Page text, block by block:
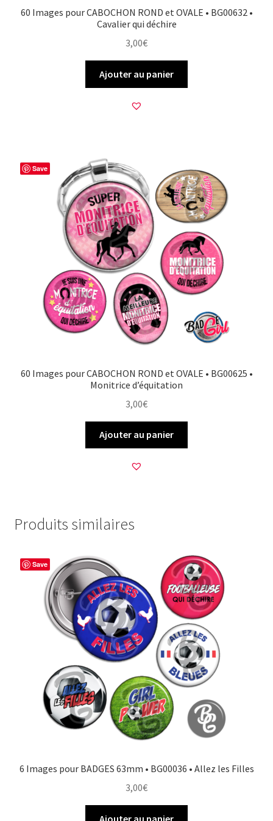
60 Images pour CABOCHON ROND et OVALE • BG00632 •
Cavalier qui déchire
3,00€
Ajouter au panier
Save
60 Images pour CABOCHON ROND et OVALE • BG00625 •
Monitrice d’équitation
3,00€
Ajouter au panier
Produits similaires
Save
6 Images pour BADGES 63mm • BG00036 • Allez les Filles
3,00€
Ajouter au panier